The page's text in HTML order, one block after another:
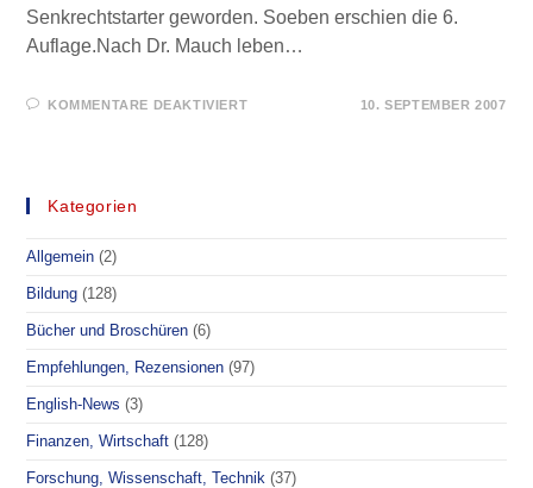
Senkrechtstarter geworden. Soeben erschien die 6.
Auflage.Nach Dr. Mauch leben…
KOMMENTARE DEAKTIVIERTFÜR
10. SEPTEMBER 2007
Kategorien
Allgemein (2)
Bildung (128)
Bücher und Broschüren (6)
Empfehlungen, Rezensionen (97)
English-News (3)
Finanzen, Wirtschaft (128)
Forschung, Wissenschaft, Technik (37)